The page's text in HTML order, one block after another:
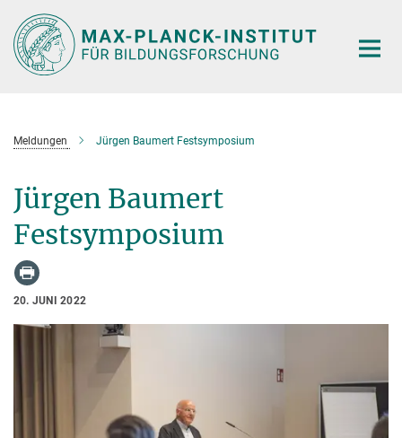
Hauptinhalt
Meldungen Jürgen Baumert Festsymposium
Jürgen Baumert
Festsymposium
20. JUNI 2022